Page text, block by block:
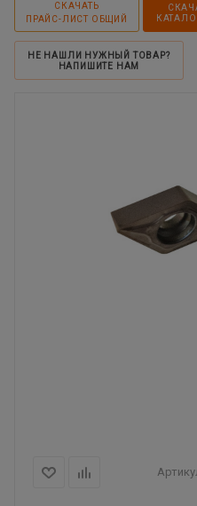
СКАЧАТЬ
ПРАЙС-ЛИСТ ОБЩИЙ
НЕ НАШЛИ НУЖНЫЙ ТОВАР?
НАПИШИТЕ НАМ